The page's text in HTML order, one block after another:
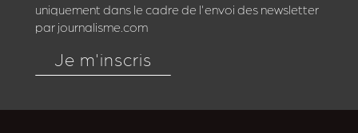
uniquement dans le cadre de l'envoi des newsletter
par journalisme.com
Je m'inscris